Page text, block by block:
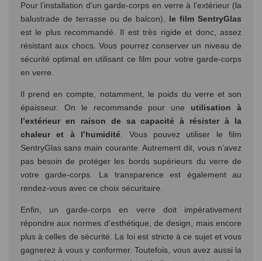
Pour l’installation d’un garde-corps en verre à l’extérieur (la
balustrade de terrasse ou de balcon), le film SentryGlas
est le plus recommandé. Il est très rigide et donc, assez
résistant aux chocs. Vous pourrez conserver un niveau de
sécurité optimal en utilisant ce film pour votre garde-corps
en verre.
Il prend en compte, notamment, le poids du verre et son
épaisseur. On le recommande pour une utilisation à
l’extérieur en raison de sa capacité à résister à la
chaleur et à l’humidité . Vous pouvez utiliser le film
SentryGlas sans main courante. Autrement dit, vous n’avez
pas besoin de protéger les bords supérieurs du verre de
votre garde-corps. La transparence est également au
rendez-vous avec ce choix sécuritaire.
Enfin, un garde-corps en verre doit impérativement
répondre aux normes d’esthétique, de design, mais encore
plus à celles de sécurité. La loi est stricte à ce sujet et vous
gagnerez à vous y conformer. Toutefois, vous avez aussi la